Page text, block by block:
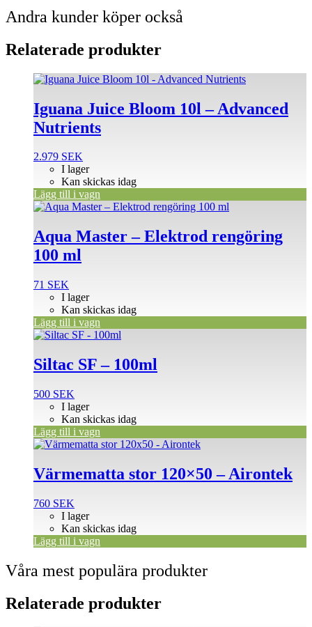
Andra kunder köper också
Relaterade produkter
Iguana Juice Bloom 10l – Advanced
Nutrients
2.979 SEK
I lager
Kan skickas idag
Lägg till i vagn
Aqua Master – Elektrod rengöring
100 ml
71 SEK
I lager
Kan skickas idag
Lägg till i vagn
Siltac SF – 100ml
500 SEK
I lager
Kan skickas idag
Lägg till i vagn
Värmematta stor 120×50 – Airontek
760 SEK
I lager
Kan skickas idag
Lägg till i vagn
Våra mest populära produkter
Relaterade produkter